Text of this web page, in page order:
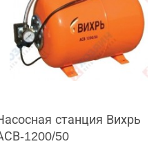
станция Вихрь
1200/50